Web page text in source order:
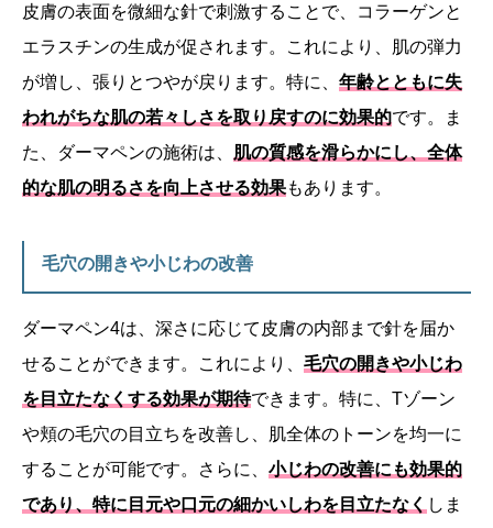
皮膚の表面を微細な針で刺激することで、コラーゲンと
エラスチンの生成が促されます。これにより、肌の弾力
が増し、張りとつやが戻ります。特に、 年齢とともに失
われがちな肌の若々しさを取り戻すのに効果的です。ま
た、ダーマペンの施術は、 肌の質感を滑らかにし、全体
的な肌の明るさを向上させる効果もあります。
毛穴の開きや小じわの改善
ダーマペン4は、深さに応じて皮膚の内部まで針を届か
せることができます。これにより、 毛穴の開きや小じわ
を目立たなくする効果が期待できます。特に、Tゾーン
や頬の毛穴の目立ちを改善し、肌全体のトーンを均一に
することが可能です。さらに、 小じわの改善にも効果的
であり、特に目元や口元の細かいしわを目立たなく しま